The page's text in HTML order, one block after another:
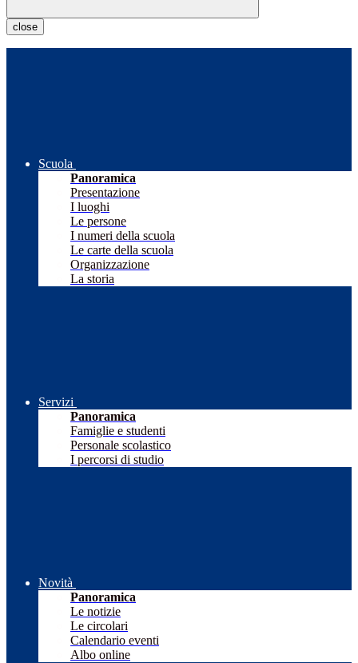
close
Scuola
Panoramica
Presentazione
I luoghi
Le persone
I numeri della scuola
Le carte della scuola
Organizzazione
La storia
Servizi
Panoramica
Famiglie e studenti
Personale scolastico
I percorsi di studio
Novità
Panoramica
Le notizie
Le circolari
Calendario eventi
Albo online